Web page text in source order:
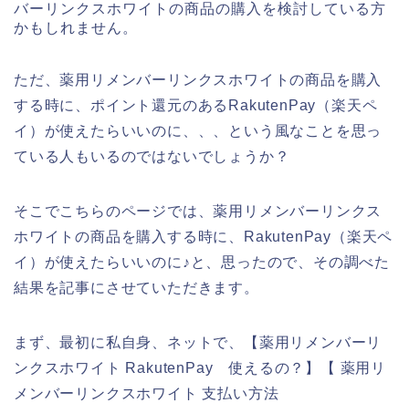
バーリンクスホワイトの商品の購入を検討している方
かもしれません。
ただ、薬用リメンバーリンクスホワイトの商品を購入
する時に、ポイント還元のあるRakutenPay（楽天ペ
イ）が使えたらいいのに、、、という風なことを思っ
ている人もいるのではないでしょうか？
そこでこちらのページでは、薬用リメンバーリンクス
ホワイトの商品を購入する時に、RakutenPay（楽天ペ
イ）が使えたらいいのに♪と、思ったので、その調べた
結果を記事にさせていただきます。
まず、最初に私自身、ネットで、【薬用リメンバーリ
ンクスホワイト RakutenPay 使えるの？】【 薬用リ
メンバーリンクスホワイト 支払い方法